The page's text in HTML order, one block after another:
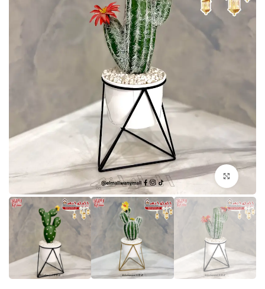
اضغط للتكبير